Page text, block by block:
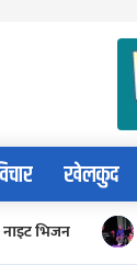
खेलकुद
नाइट भिजन